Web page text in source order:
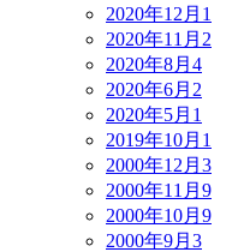
2020年12月 1
2020年11月 2
2020年8月 4
2020年6月 2
2020年5月 1
2019年10月 1
2000年12月 3
2000年11月 9
2000年10月 9
2000年9月 3